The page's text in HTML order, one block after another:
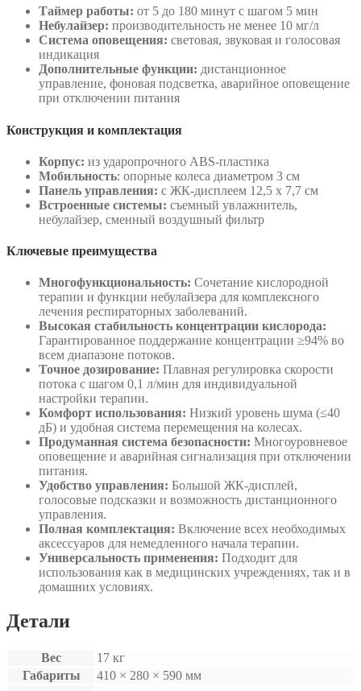
Таймер работы: от 5 до 180 минут с шагом 5 мин
Небулайзер: производительность не менее 10 мг/л
Система оповещения: световая, звуковая и голосовая
индикация
Дополнительные функции: дистанционное
управление, фоновая подсветка, аварийное оповещение
при отключении питания
Конструкция и комплектация
Корпус: из ударопрочного ABS-пластика
Мобильность: опорные колеса диаметром 3 см
Панель управления: с ЖК-дисплеем 12,5 x 7,7 см
Встроенные системы: съемный увлажнитель,
небулайзер, сменный воздушный фильтр
Ключевые преимущества
Многофункциональность: Сочетание кислородной
терапии и функции небулайзера для комплексного
лечения респираторных заболеваний.
Высокая стабильность концентрации кислорода:
Гарантированное поддержание концентрации ≥94% во
всем диапазоне потоков.
Точное дозирование: Плавная регулировка скорости
потока с шагом 0,1 л/мин для индивидуальной
настройки терапии.
Комфорт использования: Низкий уровень шума (≤40
дБ) и удобная система перемещения на колесах.
Продуманная система безопасности: Многоуровневое
оповещение и аварийная сигнализация при отключении
питания.
Удобство управления: Большой ЖК-дисплей,
голосовые подсказки и возможность дистанционного
управления.
Полная комплектация: Включение всех необходимых
аксессуаров для немедленного начала терапии.
Универсальность применения: Подходит для
использования как в медицинских учреждениях, так и в
домашних условиях.
Детали
Вес
17 кг
Габариты
410 × 280 × 590 мм